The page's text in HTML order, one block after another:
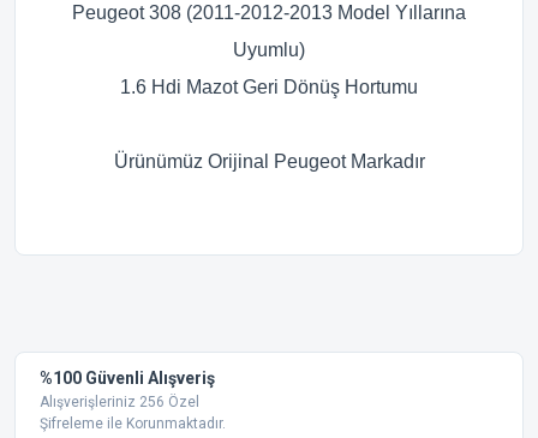
Peugeot 308 (2011-2012-2013 Model Yıllarına
Uyumlu)
1.6 Hdi Mazot Geri Dönüş Hortumu
Ürünümüz Orijinal Peugeot Markadır
Ürün resmi kalitesiz, bozuk veya görüntülenemiyor.
Ürün açıklamasında eksik bilgiler bulunuyor.
%100 Güvenli Alışveriş
Alışverişleriniz 256 Özel
Şifreleme ile Korunmaktadır.